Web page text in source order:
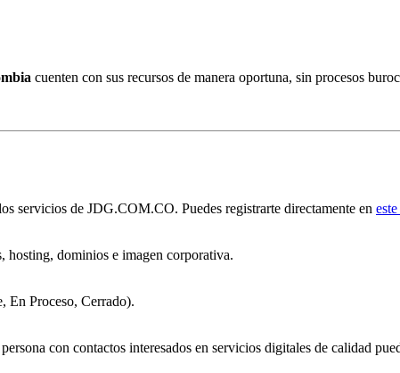
cuenten con sus recursos de manera oportuna, sin procesos
servicios de JDG.COM.CO. Puedes registrarte directamente en
hosting, dominios e imagen corporativa.
En Proceso, Cerrado).
con contactos interesados en servicios digitales de calidad